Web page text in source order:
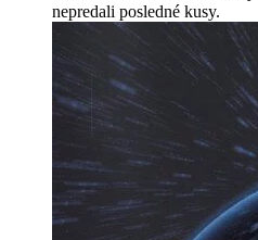
nepredali posledné kusy.